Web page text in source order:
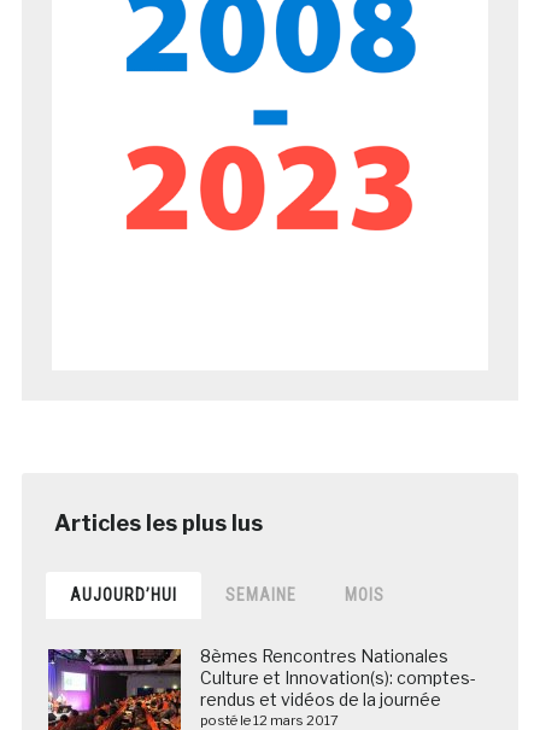
AUJOURD’HUI SEMAINE MOIS
8èmes Rencontres Nationales
Culture et Innovation(s): comptes-
rendus et vidéos de la journée
posté le 12 mars 2017